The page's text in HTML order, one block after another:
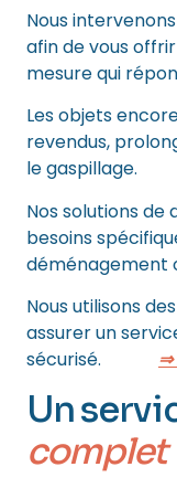
Nous
afin de vous
mesure qui
Les objets
revendus,
le gaspillage.
Nos solutions
besoins
déménagement
Nous utilisons
assurer un
sécurisé. ⇒
Un
complet